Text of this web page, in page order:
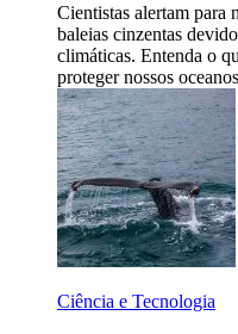
Cientistas alertam para
baleias cinzentas
climáticas. Entenda o
proteger nossos
Ciência e Tecnologia